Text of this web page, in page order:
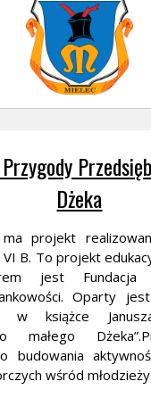
Dżeka
projekt
B. To projekt
jest Fundacja
Oparty
książce
małego
budowania
wśród młodzieży.